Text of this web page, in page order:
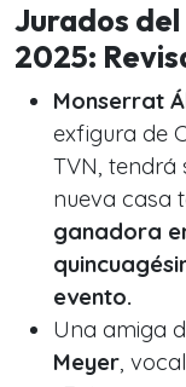
Jurados
2025:
Monserrat
exfigura de
TVN, tendrá
nueva casa
ganadora
evento.
Una amiga
Meyer,